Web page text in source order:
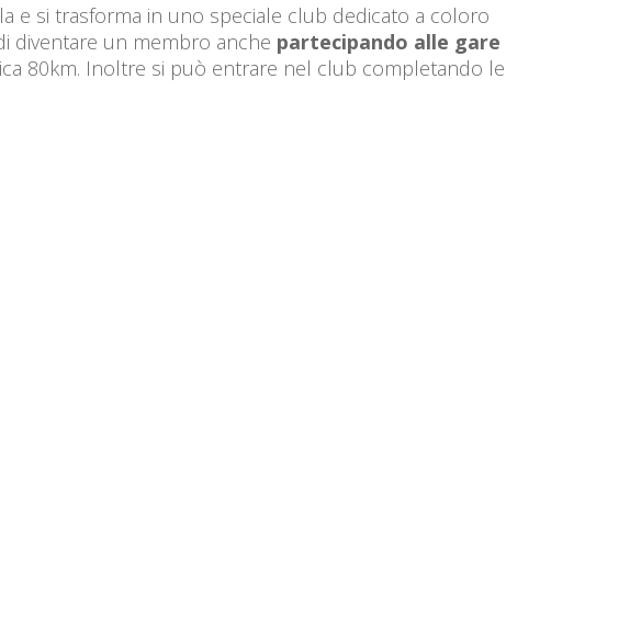
e si trasforma in uno speciale club dedicato a coloro
diventare un membro anche partecipando alle gare
80km. Inoltre si può entrare nel club completando le